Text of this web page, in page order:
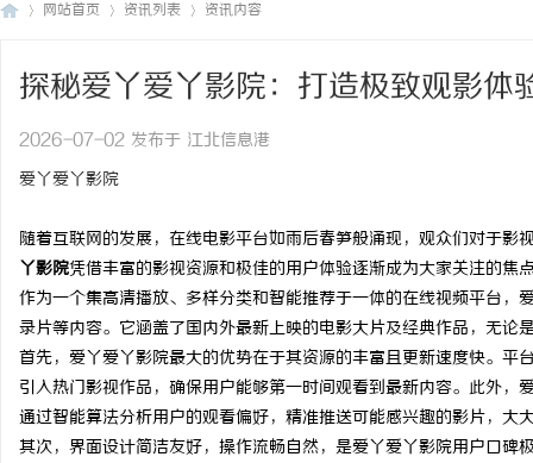
网站首页 资讯列表 资讯内容
探秘爱丫爱丫影院：打造极致观影体
2026-07-02 发布于 江北信息港
爱丫爱丫影院
随着互联网的发展，在线电影平台如雨后春笋般涌现，观众们对于
丫影院凭借丰富的影视资源和极佳的用户体验逐渐成为大家关注的焦
作为一个集高清播放、多样分类和智能推荐于一体的在线视频平台
录片等内容。它涵盖了国内外最新上映的电影大片及经典作品，无论
首先，爱丫爱丫影院最大的优势在于其资源的丰富且更新速度快。
引入热门影视作品，确保用户能够第一时间观看到最新内容。此外
通过智能算法分析用户的观看偏好，精准推送可能感兴趣的影片，大
其次，界面设计简洁友好，操作流畅自然，是爱丫爱丫影院用户口